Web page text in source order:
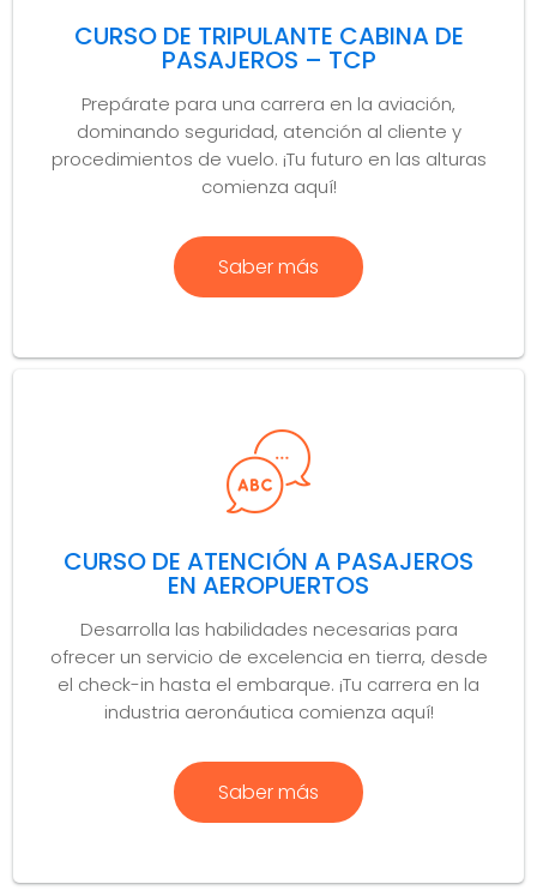
CURSO DE TRIPULANTE CABINA DE
PASAJEROS – TCP
Prepárate para una carrera en la aviación,
dominando seguridad, atención al cliente y
procedimientos de vuelo. ¡Tu futuro en las alturas
comienza aquí!
Saber más
CURSO DE ATENCIÓN A PASAJEROS
EN AEROPUERTOS
Desarrolla las habilidades necesarias para
ofrecer un servicio de excelencia en tierra, desde
el check-in hasta el embarque. ¡Tu carrera en la
industria aeronáutica comienza aquí!
Saber más